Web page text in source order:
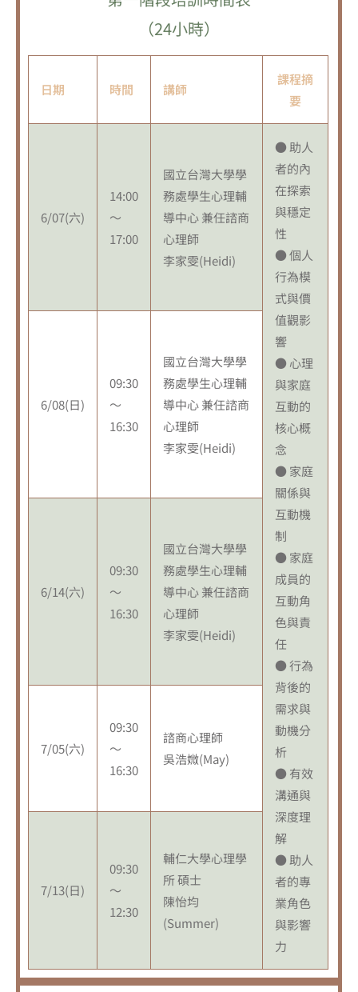
（24小時）
日期 時間 講師
課程摘
要
6/07(六)
14:00
～
17:00
國立台灣大學學
務處學生心理輔
導中心 兼任諮商
心理師
李家雯(Heidi)
● 助人
者的內
在探索
與穩定
性
● 個人
行為模
式與價
值觀影
響
● 心理
與家庭
互動的
核心概
念
● 家庭
關係與
互動機
制
● 家庭
成員的
互動角
色與責
任
● 行為
背後的
需求與
動機分
析
● 有效
溝通與
深度理
解
● 助人
者的專
業角色
與影響
力
6/08(日)
09:30
～
16:30
國立台灣大學學
務處學生心理輔
導中心 兼任諮商
心理師
李家雯(Heidi)
6/14(六)
09:30
～
16:30
國立台灣大學學
務處學生心理輔
導中心 兼任諮商
心理師
李家雯(Heidi)
7/05(六)
09:30
～
16:30
諮商心理師
吳浩媺(May)
7/13(日)
09:30
～
12:30
輔仁大學心理學
所 碩士
陳怡均
(Summer)